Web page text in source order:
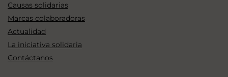
Causas solidarias
Marcas colaboradoras
Actualidad
La iniciativa solidaria
Contáctanos